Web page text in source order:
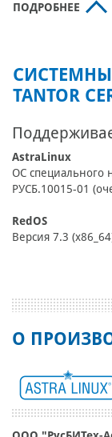
ПОДРОБНЕЕ
TANTOR
AstraLinux
ОС специального
РУСБ.10015-01
RedOS
Версия 7.3
О